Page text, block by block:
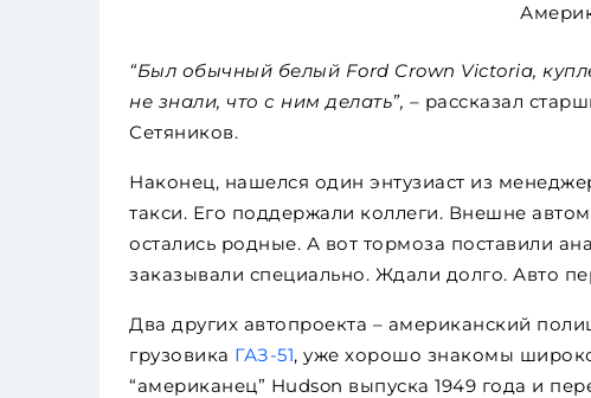
“Был обычный белый Ford Crown Victoria,
не знали, что с ним делать”, – рассказал
Сетяников.
Наконец, нашелся один энтузиаст из
такси. Его поддержали коллеги. Внешне
остались родные. А вот тормоза поставили
заказывали специально. Ждали долго. Авто
Два других автопроекта – американский
грузовика ГАЗ-51, уже хорошо знакомы
“американец” Hudson выпуска 1949 года и